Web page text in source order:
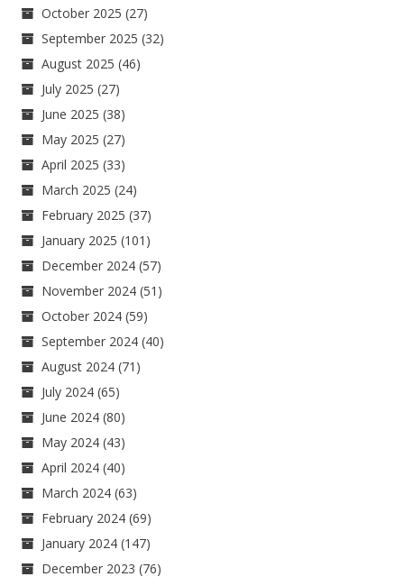
October 2025 (27)
September 2025 (32)
August 2025 (46)
July 2025 (27)
June 2025 (38)
May 2025 (27)
April 2025 (33)
March 2025 (24)
February 2025 (37)
January 2025 (101)
December 2024 (57)
November 2024 (51)
October 2024 (59)
September 2024 (40)
August 2024 (71)
July 2024 (65)
June 2024 (80)
May 2024 (43)
April 2024 (40)
March 2024 (63)
February 2024 (69)
January 2024 (147)
December 2023 (76)